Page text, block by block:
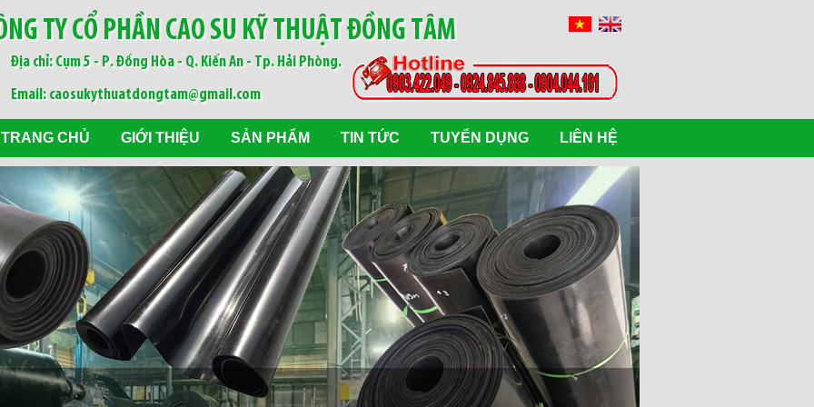
TY CỔ PHẦN CAO SU KỸ THUẬT ĐỒNG TÂM
Địa chỉ: Cụm 5 - P. Đồng Hòa - Q. Kiến An - Tp. Hải Phòng.
Email: caosukythuatdongtam@gmail.com
TRANG CHỦ GIỚI THIỆU SẢN PHẨM TIN TỨC TUYỂN DỤNG LIÊN HỆ